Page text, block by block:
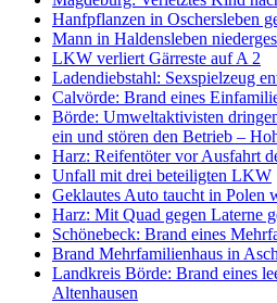
Hanfpflanzen in Oschersleben
Mann in Haldensleben
LKW verliert Gärreste auf A 2
Ladendiebstahl: Sexspielzeug
Calvörde: Brand eines
Börde: Umweltaktivisten
ein und stören den Betrieb –
Harz: Reifentöter vor Ausfahrt
Unfall mit drei beteiligten LKW
Geklautes Auto taucht in Polen
Harz: Mit Quad gegen Laterne
Schönebeck: Brand eines
Brand Mehrfamilienhaus in
Landkreis Börde: Brand eines
Altenhausen